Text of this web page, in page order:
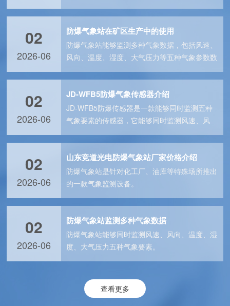
02
2026-06
防爆气象站在矿区生产中的使用
防爆气象站能够监测多种气象数据，包括风速、
风向、温度、湿度、大气压力等五种气象参数数
据。
02
2026-06
JD-WFB5防爆气象传感器介绍
JD-WFB5防爆传感器是一款能够同时监测五种
气象要素的传感器，它能够同时监测风速、风
向、温度、湿度、大气压力五种气象参···
02
2026-06
山东竞道光电防爆气象站厂家价格介绍
防爆气象站是针对化工厂、油库等特殊场所推出
的一款气象监测设备。
02
2026-06
防爆气象站监测多种气象数据
防爆气象站能够同时监测风速、风向、温度、湿
度、大气压力五种气象要素。
查看更多